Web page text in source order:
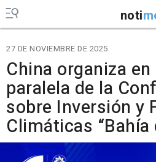
noti
27 DE NOVIEMBRE DE 2025
China organiza
paralela de la
sobre Inversión y
Climáticas “Bahía